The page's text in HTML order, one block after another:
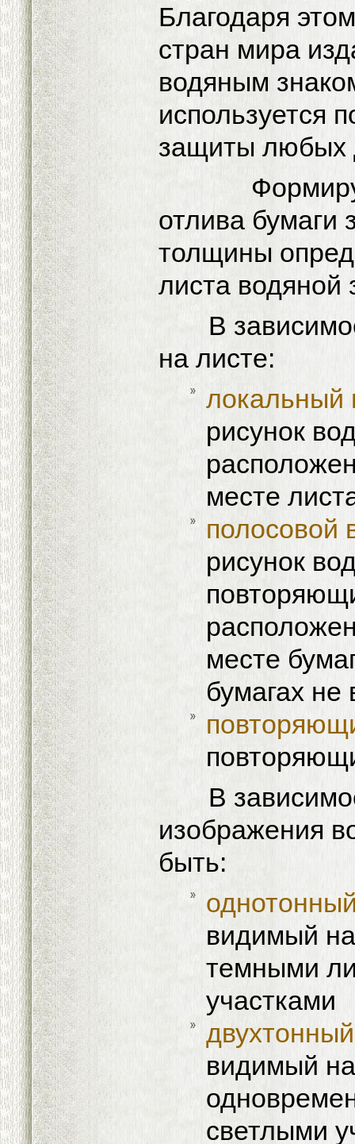
Благодаря
стран мира
водяным
используется
защиты любых
отлива бумаги
толщины
листа водяной
В
на листе:
локальный
рисунок
месте
полосовой
рисунок
месте
бумагах не
В
изображения
быть:
видимый
темными
участками
двухтонный
видимый
светлыми